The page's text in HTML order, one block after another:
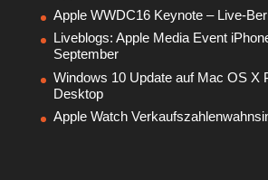
Apple WWDC16 Keynote – Live-
Liveblogs: Apple Media Event
September
Windows 10 Update auf Mac OS X
Desktop
Apple Watch